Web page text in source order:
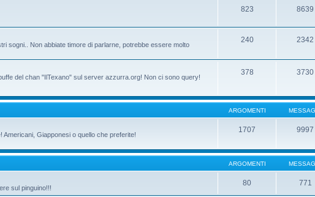
823 8639
sogni.. Non abbiate timore di parlarne, potrebbe essere molto
240 2342
del chan "IlTexano" sul server azzurra.org! Non ci sono query!
378 3730
ARGOMENTI
Giapponesi o quello che preferite!
1707 9997
ARGOMENTI
sul pinguino!!!
80 771